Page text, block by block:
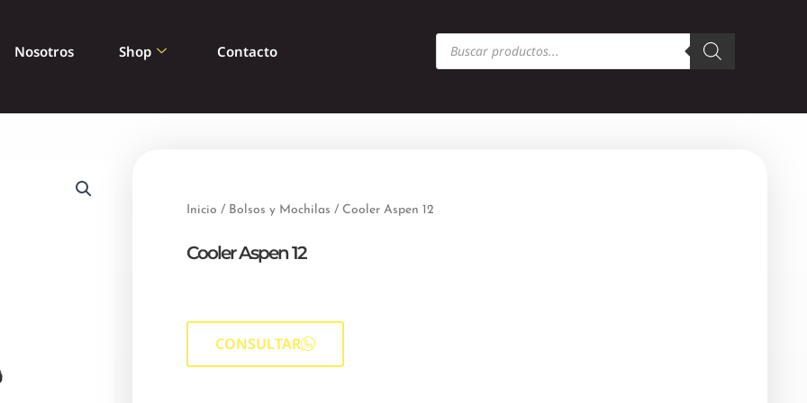
Nosotros Shop Contacto
Búsqueda
de
Inicio / Bolsos y Mochilas / Cooler Aspen 12
Cooler Aspen 12
CONSULTAR